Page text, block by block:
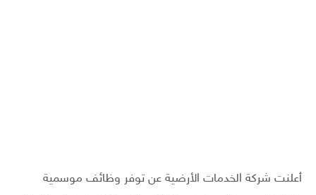
أعلنت شركة الخدمات الأرضية عن توفر وظائف موسمية